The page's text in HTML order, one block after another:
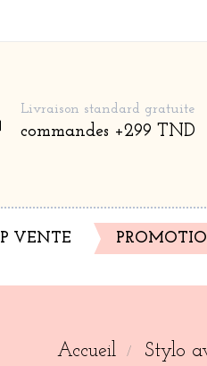
Livraison standard gratuite
commandes +299 TND
VENTE
Accueil Stylo